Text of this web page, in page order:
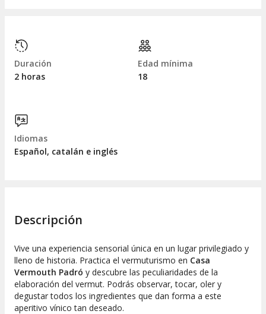
Duración
2 horas
Edad mínima
18
Idiomas
Español, catalán e inglés
Descripción
Vive una experiencia sensorial única en un lugar privilegiado y
lleno de historia. Practica el vermuturismo en Casa
Vermouth Padró y descubre las peculiaridades de la
elaboración del vermut. Podrás observar, tocar, oler y
degustar todos los ingredientes que dan forma a este
aperitivo vínico tan deseado.